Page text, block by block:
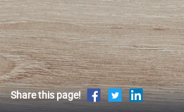
Share this page!